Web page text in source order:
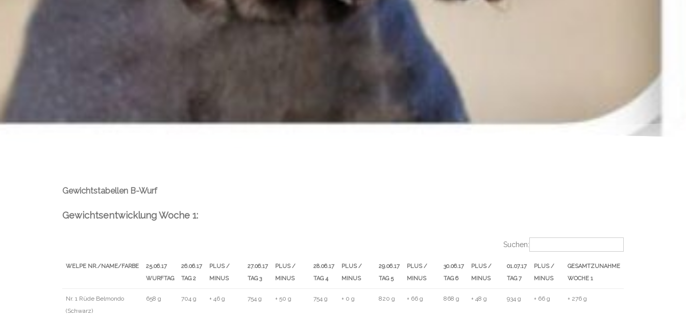
Gewichtstabellen B-Wurf
Gewichtsentwicklung Woche 1:
Suchen:
WELPE NR./NAME/FARBE
25.06.17
WURFTAG
26.06.17
TAG 2
PLUS /
MINUS
27.06.17
TAG 3
PLUS /
MINUS
28.06.17
TAG 4
PLUS /
MINUS
29.06.17
TAG 5
PLUS /
MINUS
30.06.17
TAG 6
PLUS /
MINUS
01.07.17
TAG 7
PLUS /
MINUS
GESAMTZUNAHME
WOCHE 1
Nr. 1 Rüde Belmondo
(Schwarz)
658 g 704 g + 46 g 754 g + 50 g 754 g + 0 g 820 g + 66 g 868 g + 48 g 934 g + 66 g + 276 g